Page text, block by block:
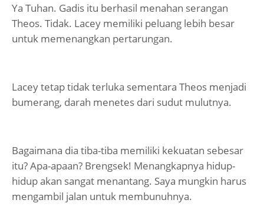
Ya Tuhan. Gadis itu berhasil menahan serangan
Theos. Tidak. Lacey memiliki peluang lebih besar
untuk memenangkan pertarungan.
Lacey tetap tidak terluka sementara Theos menjadi
bumerang, darah menetes dari sudut mulutnya.
Bagaimana dia tiba-tiba memiliki kekuatan sebesar
itu? Apa-apaan? Brengsek! Menangkapnya hidup-
hidup akan sangat menantang. Saya mungkin harus
mengambil jalan untuk membunuhnya.